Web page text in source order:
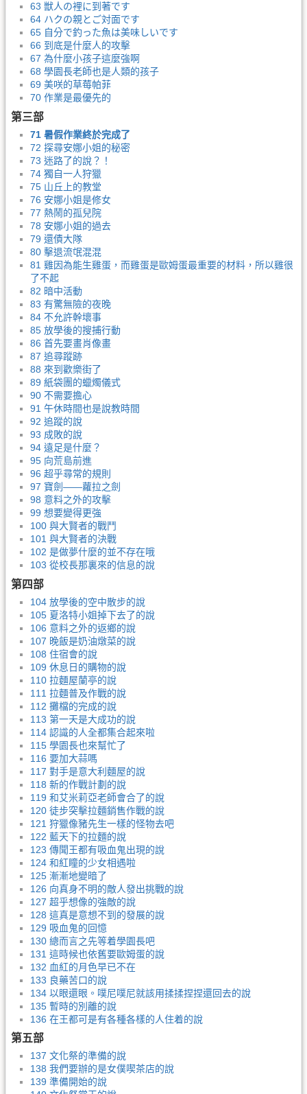
63 獣人の裡に到著です
64 ハクの親とご対面です
65 自分で釣った魚は美味しいです
66 到底是什麼人的攻擊
67 為什麼小孩子這麼強啊
68 學園長老師也是人類的孩子
69 美咲的草莓帕菲
70 作業是最優先的
第三部
71 暑假作業終於完成了
72 探尋安娜小姐的秘密
73 迷路了的說？！
74 獨自一人狩獵
75 山丘上的教堂
76 安娜小姐是修女
77 熱鬧的孤兒院
78 安娜小姐的過去
79 還債大隊
80 擊退流氓混混
81 雞因為能生雞蛋，而雞蛋是歐姆蛋最重要的材料，所以雞很
了不起
82 暗中活動
83 有驚無險的夜晚
84 不允許幹壞事
85 放學後的搜捕行動
86 首先要畫肖像畫
87 追尋蹤跡
88 來到歡樂街了
89 紙袋團的蠟燭儀式
90 不需要擔心
91 午休時間也是說教時間
92 追蹤的說
93 成敗的說
94 遠足是什麼？
95 向荒島前進
96 超乎尋常的規則
97 寶劍——蘿拉之劍
98 意料之外的攻擊
99 想要變得更強
100 與大賢者的戰鬥
101 與大賢者的決戰
102 是做夢什麼的並不存在哦
103 從校長那裏來的信息的說
第四部
104 放學後的空中散步的說
105 夏洛特小姐掉下去了的說
106 意料之外的返鄉的說
107 晚飯是奶油燉菜的說
108 住宿會的說
109 休息日的購物的說
110 拉麵屋蘭亭的說
111 拉麵普及作戰的說
112 攤檔的完成的說
113 第一天是大成功的說
114 認識的人全都集合起來啦
115 學園長也來幫忙了
116 要加大蒜嗎
117 對手是意大利麵屋的說
118 新的作戰計劃的說
119 和艾米莉亞老師會合了的說
120 徒步突擊拉麵銷售作戰的說
121 狩獵像豬先生一樣的怪物去吧
122 藍天下的拉麵的說
123 傳聞王都有吸血鬼出現的說
124 和紅瞳的少女相遇啦
125 漸漸地變暗了
126 向真身不明的敵人發出挑戰的說
127 超乎想像的強敵的說
128 這真是意想不到的發展的說
129 吸血鬼的回憶
130 總而言之先等着學園長吧
131 這時候也依舊要歐姆蛋的說
132 血紅的月色早已不在
133 良藥苦口的說
134 以眼還眼。噗尼噗尼就該用揉揉捏捏還回去的說
135 暫時的別離的說
136 在王都可是有各種各樣的人住着的說
第五部
137 文化祭的準備的說
138 我們要辦的是女僕喫茶店的說
139 準備開始的說